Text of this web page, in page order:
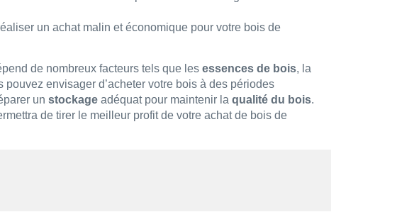
un achat malin et économique pour votre bois de
de nombreux facteurs tels que les essences de bois, la
envisager d’acheter votre bois à des périodes
un stockage adéquat pour maintenir la qualité du bois.
de tirer le meilleur profit de votre achat de bois de